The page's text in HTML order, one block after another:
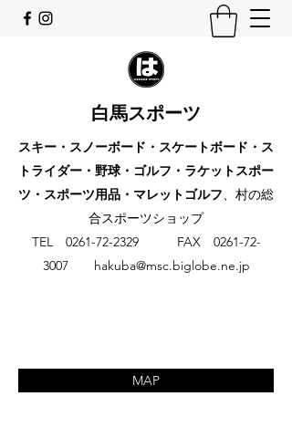
白馬スポーツ
スキー・スノーボード・スケートボード・ス
トライダー・野球・ゴルフ・ラケットスポー
ツ・スポーツ用品・マレットゴルフ、村の総
合スポーツショップ
​TEL0261-72-2329FAX0261-72-
3007
hakuba@msc.biglobe.ne.jp
MAP